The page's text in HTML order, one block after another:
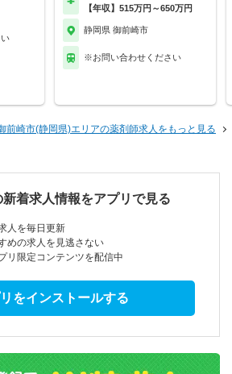
【年収】515万円～650万円
静岡県 御前崎市
※お問い合わせください
前崎市(静岡県)エリアの薬剤師求人をもっと見る
着求人情報をアプリで見る
人を毎日更新
めの求人を見逃さない
リ限定コンテンツを配信中
をインストールする